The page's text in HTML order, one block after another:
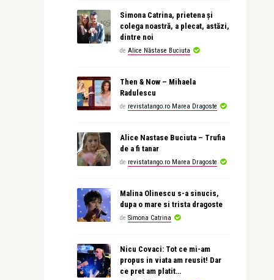
Simona Catrina, prietena și
colega noastră, a plecat, astăzi,
dintre noi
de Alice Năstase Buciuta
Then & Now – Mihaela
Radulescu
de revistatango.ro Marea Dragoste
Alice Nastase Buciuta – Trufia
de a fi tanar
de revistatango.ro Marea Dragoste
Malina Olinescu s-a sinucis,
dupa o mare si trista dragoste
de Simona Catrina
Nicu Covaci: Tot ce mi-am
propus in viata am reusit! Dar
ce pret am platit…